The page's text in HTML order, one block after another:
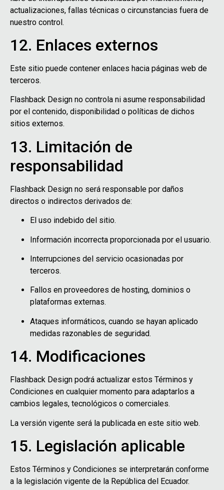
actualizaciones, fallas técnicas o circunstancias fuera de
nuestro control.
12. Enlaces externos
Este sitio puede contener enlaces hacia páginas web de
terceros.
Flashback Design no controla ni asume responsabilidad
por el contenido, disponibilidad o políticas de dichos
sitios externos.
13. Limitación de
responsabilidad
Flashback Design no será responsable por daños
directos o indirectos derivados de:
El uso indebido del sitio.
Información incorrecta proporcionada por el usuario.
Interrupciones del servicio ocasionadas por
terceros.
Fallos en proveedores de hosting, dominios o
plataformas externas.
Ataques informáticos, cuando se hayan aplicado
medidas razonables de seguridad.
14. Modificaciones
Flashback Design podrá actualizar estos Términos y
Condiciones en cualquier momento para adaptarlos a
cambios legales, tecnológicos o comerciales.
La versión vigente será la publicada en este sitio web.
15. Legislación aplicable
Estos Términos y Condiciones se interpretarán conforme
a la legislación vigente de la República del Ecuador.